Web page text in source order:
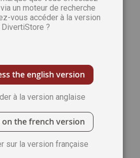
un moteur de recherche
vous accéder à la version
?
the english version
à la version anglaise
on the french version
sur la version française